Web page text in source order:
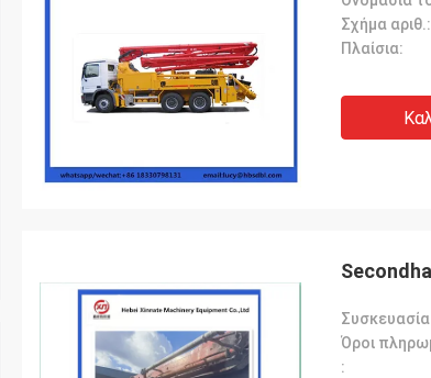
Σχήμα αριθ.:
Πλαίσια:
Όροι
: